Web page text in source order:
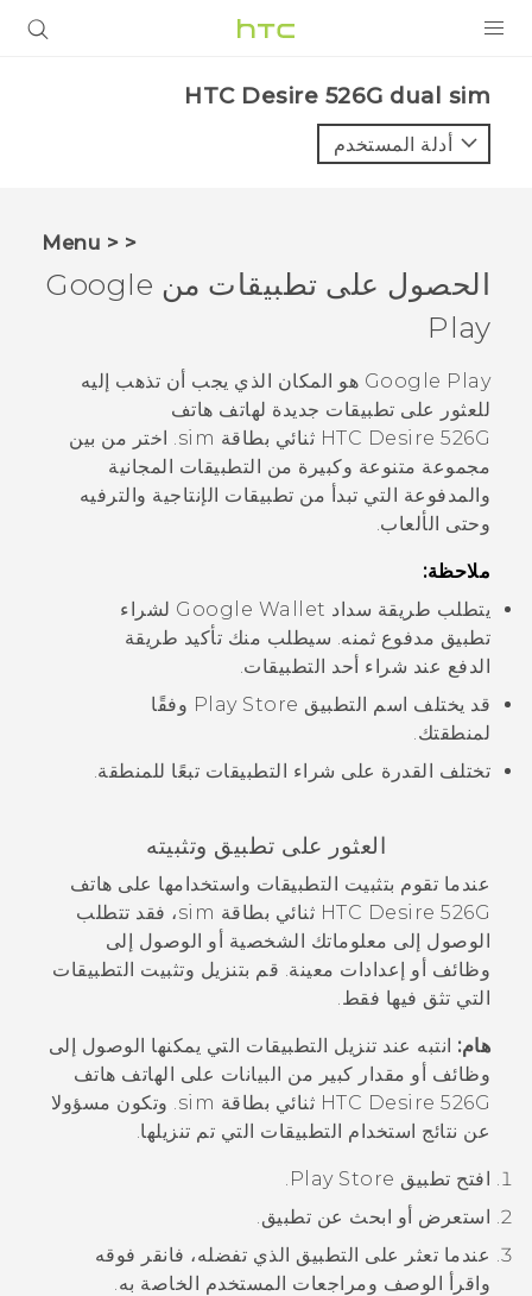
VIVE
VIVERSE
البرامج + التطبيقات
الدعم
أجهزة HTC والملحقات
HTC Desire 526G dual sim‎
أدلة المستخدم
< < Menu
الحصول على تطبيقات من Google
Play
Google Play هو المكان الذي يجب أن تذهب إليه
للعثور على تطبيقات جديدة لهاتف هاتف
HTC Desire 526G ثنائي بطاقة sim
. اختر من بين
مجموعة متنوعة وكبيرة من التطبيقات المجانية
والمدفوعة التي تبدأ من تطبيقات الإنتاجية والترفيه
وحتى الألعاب.
ملاحظة:
يتطلب طريقة سداد Google Wallet لشراء
تطبيق مدفوع ثمنه. سيطلب منك تأكيد طريقة
الدفع عند شراء أحد التطبيقات.
قد يختلف اسم التطبيق Play Store وفقًا
لمنطقتك.
تختلف القدرة على شراء التطبيقات تبعًا للمنطقة.
العثور على تطبيق وتثبيته
عندما تقوم بتثبيت التطبيقات واستخدامها على هاتف
HTC Desire 526G ثنائي بطاقة sim
، فقد تتطلب
الوصول إلى معلوماتك الشخصية أو الوصول إلى
وظائف أو إعدادات معينة. قم بتنزيل وتثبيت التطبيقات
التي تثق فيها فقط.
هام: انتبه عند تنزيل التطبيقات التي يمكنها الوصول إلى
وظائف أو مقدار كبير من البيانات على الهاتف هاتف
HTC Desire 526G ثنائي بطاقة sim
. وتكون مسؤولا
عن نتائج استخدام التطبيقات التي تم تنزيلها.
افتح تطبيق Play Store
.
استعرض أو ابحث عن تطبيق.
عندما تعثر على التطبيق الذي تفضله، فانقر فوقه
واقرأ الوصف ومراجعات المستخدم الخاصة به.